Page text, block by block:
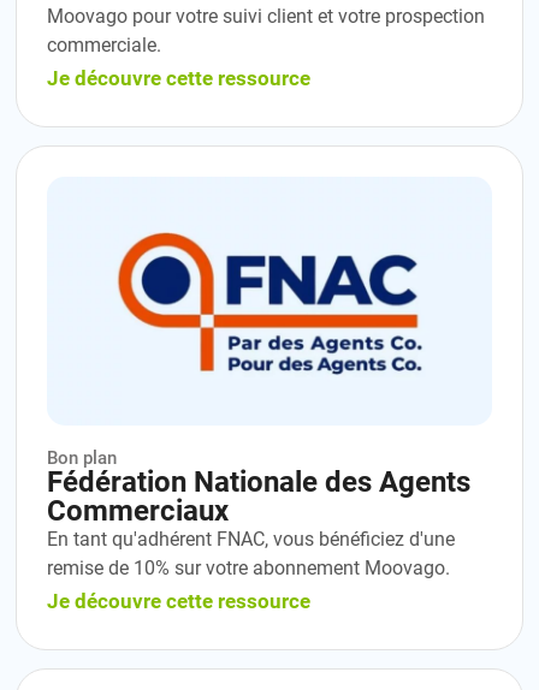
Moovago pour votre suivi client et votre prospection
commerciale.
Je découvre cette ressource
Bon plan
Fédération Nationale des Agents
Commerciaux
En tant qu'adhérent FNAC, vous bénéficiez d'une
remise de 10% sur votre abonnement Moovago.
Je découvre cette ressource